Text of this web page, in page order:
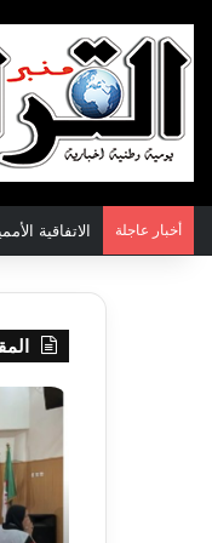
أخبار عاجلة الاتفاقية
سحب
التمهيدي
إفريقيا
03